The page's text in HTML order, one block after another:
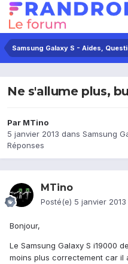
Samsung Galaxy S - Aides,
Ne s'allume plus,
Par MTino
5 janvier 2013 dans Samsung
Réponses
MTino
Posté(e) 5 janvier 2013
Bonjour,
Le Samsung Galaxy S i19000
moins plus correctement car il